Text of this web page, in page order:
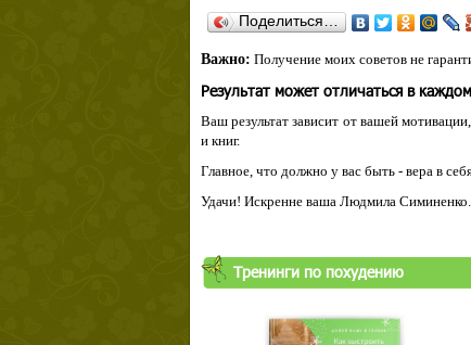
Поделиться…
Важно: Получение моих советов не
Результат может отличаться в
Ваш результат зависит от вашей
и книг.
Главное, что должно у вас быть - вера в
Удачи! Искренне ваша Людмила Симиненко.
Тренинги по похудению